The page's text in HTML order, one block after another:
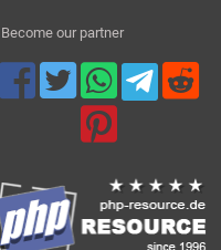
Become our partner